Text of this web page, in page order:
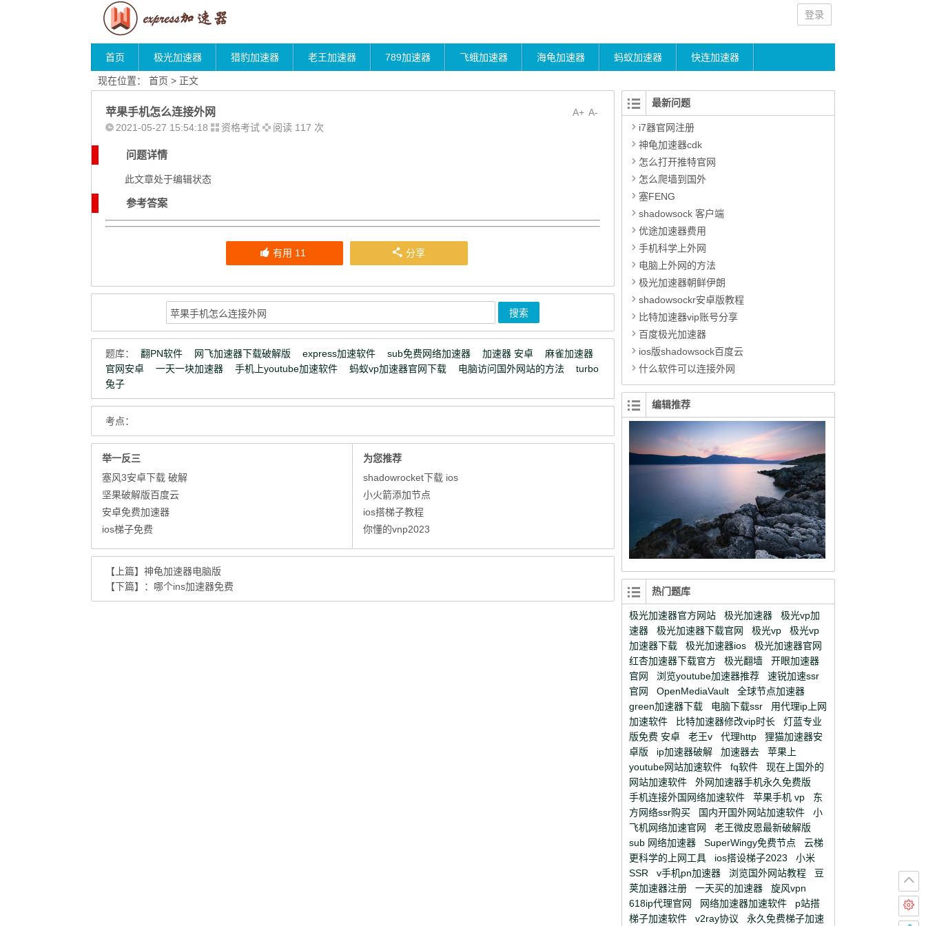
登录
首页 极光加速器 猎豹加速器 老王加速器 789加速器 飞蛾加速器 海龟加速器 蚂蚁加速器 快连加速器
现在位置： 首页 > 正文
A-
A+
苹果手机怎么连接外网
2021-05-27 15:54:18 资格考试 阅读 117 次
问题详情
此文章处于编辑状态
参考答案
有用 11 分享
题库： 翻PN软件 网飞加速器下载破解版 express加速软件 sub免费网络加速器 加速器 安卓
麻雀加速器
官网安卓
一天一块加速器 手机上youtube加速软件 蚂蚁vp加速器官网下载 电脑访问国外网站的方法
turbo
兔子
考点：
举一反三
塞风3安卓下载 破解
坚果破解版百度云
安卓免费加速器
ios梯子免费
为您推荐
shadowrocket下载 ios
小火箭添加节点
ios搭梯子教程
你懂的vnp2023
【上篇】 神龟加速器电脑版
【下篇】： 哪个ins加速器免费
最新问题
i7器官网注册
神龟加速器cdk
怎么打开推特官网
怎么爬墙到国外
塞FENG
shadowsock 客户端
优途加速器费用
手机科学上外网
电脑上外网的方法
极光加速器朝鲜伊朗
shadowsockr安卓版教程
比特加速器vip账号分享
百度极光加速器
ios版shadowsock百度云
什么软件可以连接外网
编辑推荐
热门题库
极光加速器官方网站 极光加速器
极光vp加
速器
极光加速器下载官网 极光vp
极光vp
加速器下载
极光加速器ios
极光加速器官网
红杏加速器下载官方
极光翻墙
开眼加速器
官网
浏览youtube加速器推荐
速锐加速ssr
官网
OpenMediaVault
全球节点加速器
green加速器下载
电脑下载ssr
用代理ip上网
加速软件
比特加速器修改vip时长
灯蓝专业
版免费 安卓
老王v 代理http
狸猫加速器安
卓版
ip加速器破解 加速器去
苹果上
youtube网站加速软件
fq软件
现在上国外的
网站加速软件
外网加速器手机永久免费版
手机连接外国网络加速软件
苹果手机 vp
东
方网络ssr购买
国内开国外网站加速软件
小
飞机网络加速官网
老王微皮恩最新破解版
sub 网络加速器
SuperWingy免费节点
云梯
更科学的上网工具
ios搭设梯子2023
小米
SSR
v手机pn加速器 浏览国外网站教程
豆
荚加速器注册
一天买的加速器
旋风vpn
618ip代理官网
网络加速器加速软件
p站搭
梯子加速软件
v2ray协议 永久免费梯子加速